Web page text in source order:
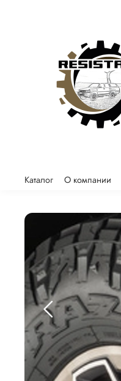
Каталог О компании